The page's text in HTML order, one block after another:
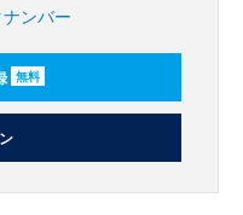
ンバー
無料